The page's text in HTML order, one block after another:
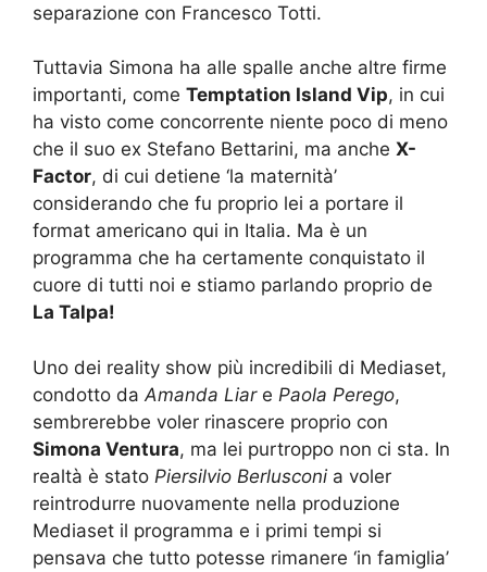
separazione con Francesco Totti.
Tuttavia Simona ha alle spalle anche altre firme
importanti, come Temptation Island Vip, in cui
ha visto come concorrente niente poco di meno
che il suo ex Stefano Bettarini, ma anche X-
Factor, di cui detiene ‘la maternità’
considerando che fu proprio lei a portare il
format americano qui in Italia. Ma è un
programma che ha certamente conquistato il
cuore di tutti noi e stiamo parlando proprio de
La Talpa!
Uno dei reality show più incredibili di Mediaset,
condotto da Amanda Liare Paola Perego,
sembrerebbe voler rinascere proprio con
Simona Ventura, ma lei purtroppo non ci sta. In
realtà è stato Piersilvio Berlusconi a voler
reintrodurre nuovamente nella produzione
Mediaset il programma e i primi tempi si
pensava che tutto potesse rimanere ‘in famiglia’